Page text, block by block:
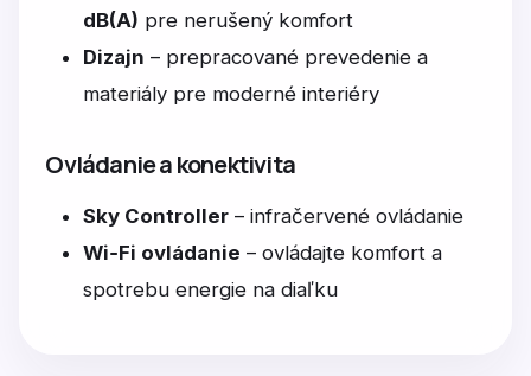
dB(A) pre nerušený komfort
Dizajn – prepracované prevedenie a
materiály pre moderné interiéry
Ovládanie a konektivita
Sky Controller – infračervené ovládanie
Wi‑Fi ovládanie – ovládajte komfort a
spotrebu energie na diaľku